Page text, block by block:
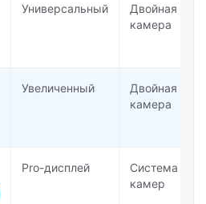
Универсальный
Двойная
камера
Увеличенный
Двойная
камера
Pro-дисплей
Система Pro-
камер